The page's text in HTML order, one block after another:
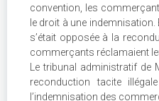
convention, les
le droit à une
s’était opposée à la
commerçants réclamaient
Le tribunal administratif
reconduction tacite
l’indemnisation des